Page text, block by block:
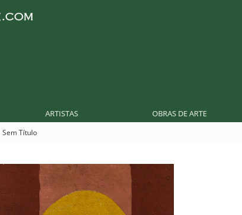
ARTISTAS OBRAS DE ARTE
Sem Título